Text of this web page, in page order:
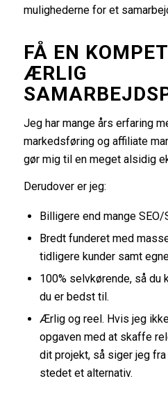
mulighederne for et
FÅ EN
ÆRLIG
Jeg har mange års erfaring
markedsføring og affiliate
gør mig til en meget alsidig
Derudover er jeg:
Billigere end mange SEO/
Bredt funderet med
tidligere kunder samt
100% selvkørende, så du
du er bedst til.
Ærlig og reel. Hvis jeg
opgaven med at skaffe
dit projekt, så siger jeg
stedet et alternativ.